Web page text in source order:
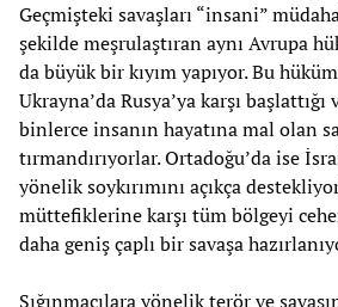
Geçmişteki savaşları “insani”
şekilde meşrulaştıran aynı Avrupa
da büyük bir kıyım yapıyor. Bu
Ukrayna’da Rusya’ya karşı
binlerce insanın hayatına mal olan
tırmandırıyorlar. Ortadoğu’da ise
yönelik soykırımını açıkça
müttefiklerine karşı tüm bölgeyi
daha geniş çaplı bir savaşa
Sığınmacılara yönelik terör ve